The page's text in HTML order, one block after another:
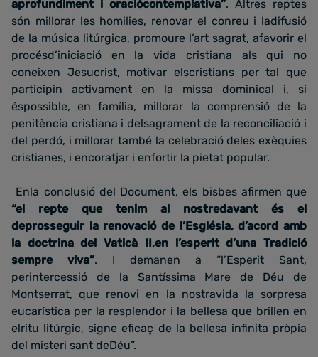
aprofundiment i oraciócontemplativa”. Altres reptes
són millorar les homilies, renovar el conreu i ladifusió
de la música litúrgica, promoure l’art sagrat, afavorir el
procésd’iniciació en la vida cristiana als qui no
coneixen Jesucrist, motivar elscristians per tal que
participin activament en la missa dominical i, si
éspossible, en família, millorar la comprensió de la
penitència cristiana i delsagrament de la reconciliació i
del perdó, i millorar també la celebració deles exèquies
cristianes, i encoratjar i enfortir la pietat popular.
Enla conclusió del Document, els bisbes afirmen que
“el repte que tenim al nostredavant és el
deprosseguir la renovació de l’Església, d’acord amb
la doctrina del Vaticà II,en l’esperit d’una Tradició
sempre viva”. I demanen a “l’Esperit Sant,
perintercessió de la Santíssima Mare de Déu de
Montserrat, que renovi en la nostravida la sorpresa
eucarística per la resplendor i la bellesa que brillen en
elritu litúrgic, signe eficaç de la bellesa infinita pròpia
del misteri sant deDéu”.